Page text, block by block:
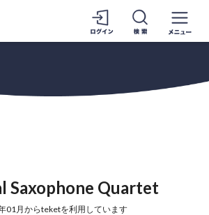
Saxophone Quartet
01月からteketを利用しています